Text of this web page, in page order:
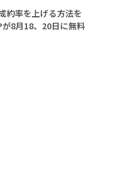
約率を上げる方法を
8月18、20日に無料